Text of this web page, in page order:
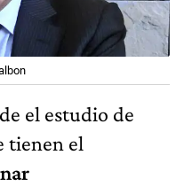
el estudio de
tienen el